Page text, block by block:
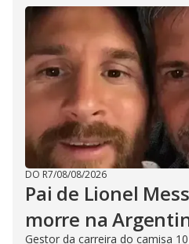
DO R7/08/08/2026
Pai de Lionel
morre na
Gestor da carreira do camisa